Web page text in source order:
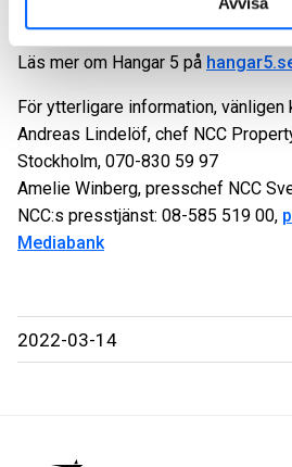
Läs mer om Hangar 5 på
För ytterligare information, vänligen
Andreas Lindelöf, chef NCC
Stockholm, 070-830 59 97
Amelie Winberg, presschef NCC
NCC:s presstjänst: 08-585 519 00,
Mediabank
2022-03-14